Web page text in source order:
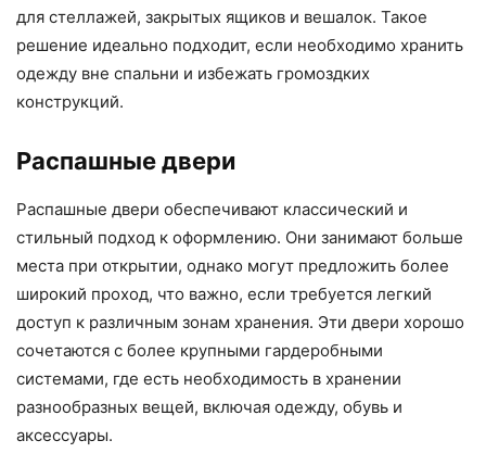
для стеллажей, закрытых ящиков и вешалок. Такое
решение идеально подходит, если необходимо хранить
одежду вне спальни и избежать громоздких
конструкций.
Распашные двери
Распашные двери обеспечивают классический и
стильный подход к оформлению. Они занимают больше
места при открытии, однако могут предложить более
широкий проход, что важно, если требуется легкий
доступ к различным зонам хранения. Эти двери хорошо
сочетаются с более крупными гардеробными
системами, где есть необходимость в хранении
разнообразных вещей, включая одежду, обувь и
аксессуары.